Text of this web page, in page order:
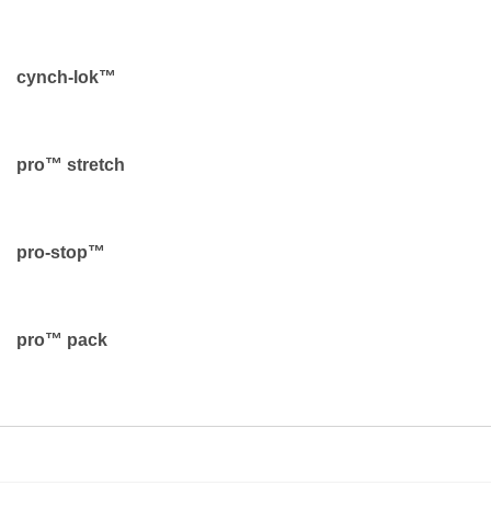
cynch-lok™
pro™ stretch
pro-stop™
pro™ pack